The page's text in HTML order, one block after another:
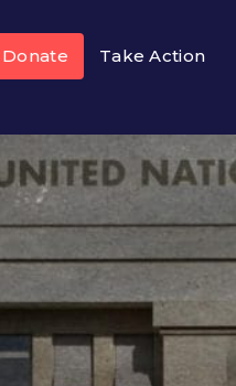
Take Action
Donate